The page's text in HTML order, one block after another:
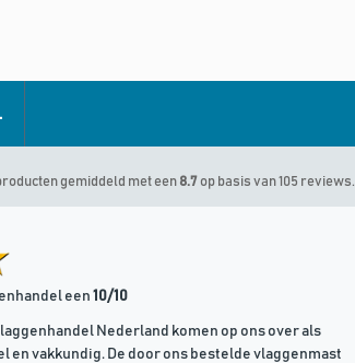
gemiddeld met een 8.7 op basis van 105 reviews.
een 10/10
Nederland komen op ons over als
en vakkundig. De door ons bestelde vlaggenmast